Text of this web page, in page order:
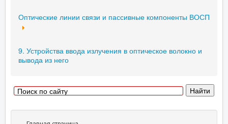
Оптические линии связи и пассивные компоненты ВОСП
9. Устройства ввода излучения в оптическое волокно и
вывода из него